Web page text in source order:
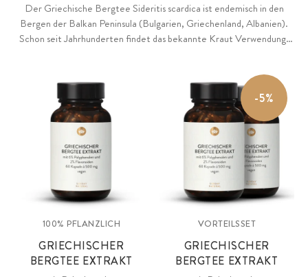
Der Griechische Bergtee Sideritis scardica ist endemisch in den
Bergen der Balkan Peninsula (Bulgarien, Griechenland, Albanien).
Schon seit Jahrhunderten findet das bekannte Kraut Verwendung.
Einsatzmöglichkeiten bietet.
100% PFLANZLICH
GRIECHISCHER
BERGTEE EXTRAKT
-5%
VORTEILSSET
GRIECHISCHER
BERGTEE EXTRAKT